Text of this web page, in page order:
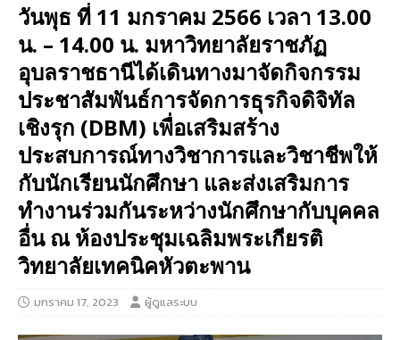
วันพุธ ที่ 11 มกราคม 2566 เวลา 13.00
น. – 14.00 น. มหาวิทยาลัยราชภัฏ
อุบลราชธานีได้เดินทางมาจัดกิจกรรม
ประชาสัมพันธ์การจัดการธุรกิจดิจิทัล
เชิงรุก (DBM) เพื่อเสริมสร้าง
ประสบการณ์ทางวิชาการและวิชาชีพให้
กับนักเรียนนักศึกษา และส่งเสริมการ
ทำงานร่วมกันระหว่างนักศึกษากับบุคคล
อื่น ณ ห้องประชุมเฉลิมพระเกียรติ
วิทยาลัยเทคนิคหัวตะพาน
มกราคม 17, 2023 ผู้ดูแลระบบ